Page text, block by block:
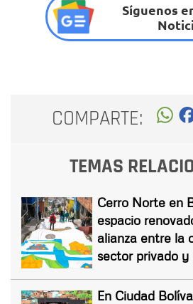
Síguenos
COMPARTE:
TEMAS
Cerro Norte en
espacio
alianza entre la
sector privado
En Ciudad